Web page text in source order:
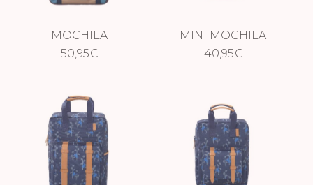
MOCHILA
ESCAPADA AZUL
50,95€
MINI MOCHILA
ESCAPADA AZUL
40,95€